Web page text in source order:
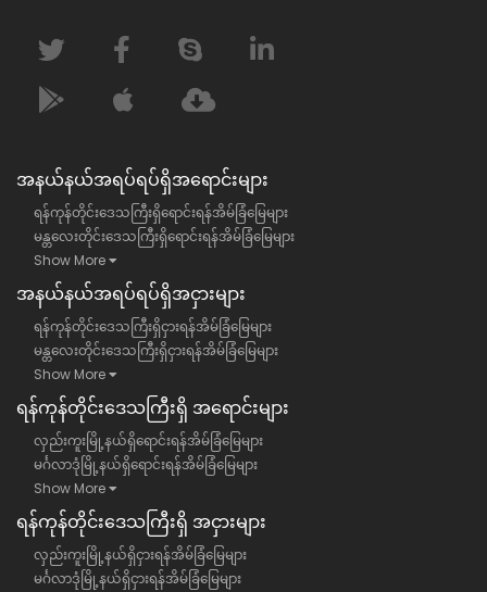
အနယ်နယ်အရပ်ရပ်ရှိအရောင်းများ
ရန်ကုန်တိုင်းဒေသကြီးရှိရောင်းရန်အိမ်ခြံမြေများ
မန္တလေးတိုင်းဒေသကြီးရှိရောင်းရန်အိမ်ခြံမြေများ
Show More
အနယ်နယ်အရပ်ရပ်ရှိအငှားများ
ရန်ကုန်တိုင်းဒေသကြီးရှိငှားရန်အိမ်ခြံမြေများ
မန္တလေးတိုင်းဒေသကြီးရှိငှားရန်အိမ်ခြံမြေများ
Show More
ရန်​ကုန်တိုင်းဒေသကြီး​ရှိ အရောင်းများ
လှည်းကူးမြို့နယ်ရှိရောင်းရန်အိမ်ခြံမြေများ
မင်္ဂလာဒုံမြို့နယ်ရှိရောင်းရန်အိမ်ခြံမြေများ
Show More
ရန်​ကုန်တိုင်းဒေသကြီး​ရှိ အငှားများ
လှည်းကူးမြို့နယ်ရှိငှားရန်အိမ်ခြံမြေများ
မင်္ဂလာဒုံမြို့နယ်ရှိငှားရန်အိမ်ခြံမြေများ